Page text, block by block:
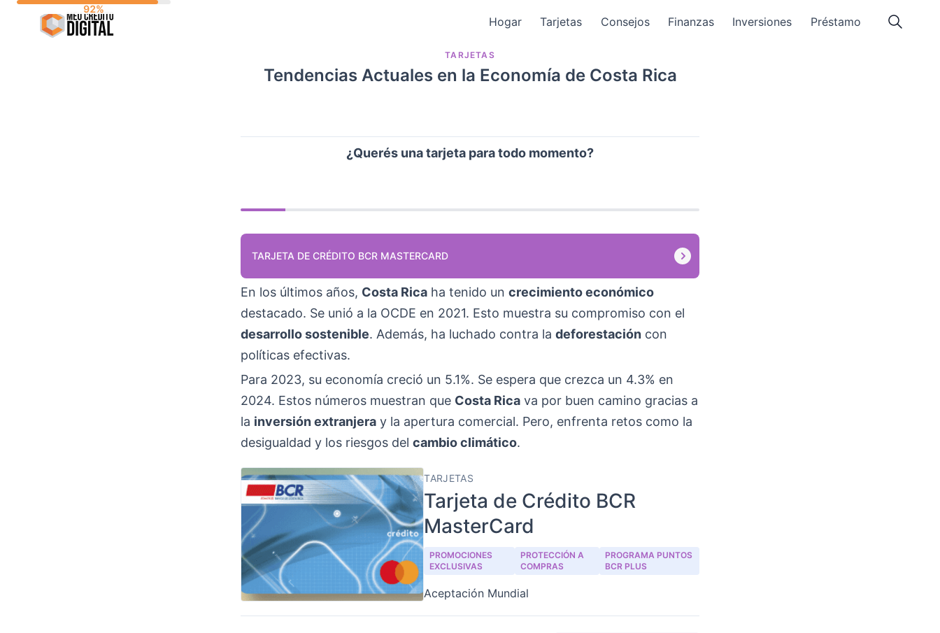
Hogar Tarjetas Consejos Finanzas Inversiones Préstamo
TARJETAS
Tendencias Actuales en la Economía de Costa Rica
¿Querés una tarjeta para todo momento?
TARJETA DE CRÉDITO BCR MASTERCARD
En los últimos años, Costa Rica ha tenido un crecimiento económico
destacado. Se unió a la OCDE en 2021. Esto muestra su compromiso con el
desarrollo sostenible. Además, ha luchado contra la deforestación con
políticas efectivas.
Para 2023, su economía creció un 5.1%. Se espera que crezca un 4.3% en
2024. Estos números muestran que Costa Rica va por buen camino gracias a
la inversión extranjera y la apertura comercial. Pero, enfrenta retos como la
desigualdad y los riesgos del cambio climático.
TARJETAS
Tarjeta de Crédito BCR
MasterCard
PROMOCIONES
EXCLUSIVAS
PROTECCIÓN A
COMPRAS
PROGRAMA PUNTOS
BCR PLUS
Aceptación Mundial